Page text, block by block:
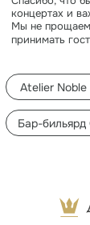
Atelier Noble Rot
Бар-бильярд Cherry